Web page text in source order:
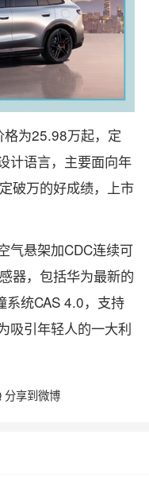
为25.98万起，定
计语言，主要面向年
破万的好成绩，上市
气悬架加CDC连续可
器，包括华为最新的
系统CAS 4.0，支持
吸引年轻人的一大利
分享到微博